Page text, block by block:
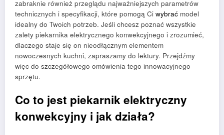
zabraknie również przeglądu najważniejszych parametrów
technicznych i specyfikacji, które pomogą Ci wybrać model
idealny do Twoich potrzeb. Jeśli chcesz poznać wszystkie
zalety piekarnika elektrycznego konwekcyjnego i zrozumieć,
dlaczego staje się on nieodłącznym elementem
nowoczesnych kuchni, zapraszamy do lektury. Przejdźmy
więc do szczegółowego omówienia tego innowacyjnego
sprzętu.
Co to jest piekarnik elektryczny
konwekcyjny i jak działa?